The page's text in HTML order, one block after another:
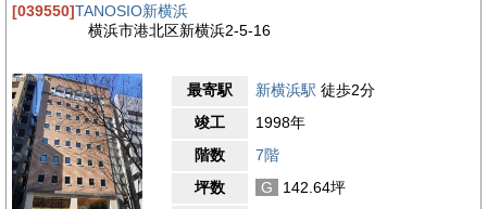
[039550]TANOSIO新横浜
横浜市港北区新横浜2-5-16
最寄駅 新横浜駅 徒歩2分
竣工
1998年
階数
7階
坪数
G
142.64坪